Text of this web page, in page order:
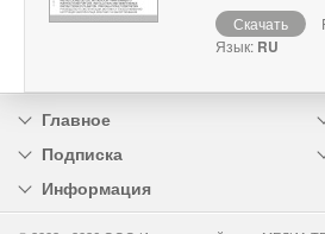
Скачать
Язык: RU
Главное
Подписка
Информация